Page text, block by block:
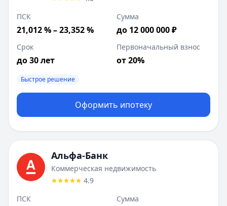
ПСК
21,012 % – 23,352 %
Сумма
до 12 000 000 ₽
Срок
до 30 лет
Первоначальный взнос
от 20%
Быстрое решение
Оформить ипотеку
Альфа-Банк
Коммерческая недвижимость
4.9
ПСК
Сумма